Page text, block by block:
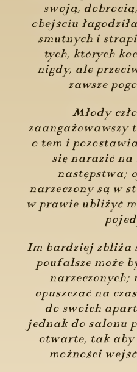
swoją,
obejściu
smutnych i
tych, których
nigdy, ale
zawsze
Młody
zaangażowawszy
o tem i
się narazić na
następstwa;
narzeczony są w
w prawie ubliżyć
Im bardziej zbliża
poufalsze może
narzeczonych;
opuszczać na
do swoich
jednak do salonu
otwarte, tak aby
możności